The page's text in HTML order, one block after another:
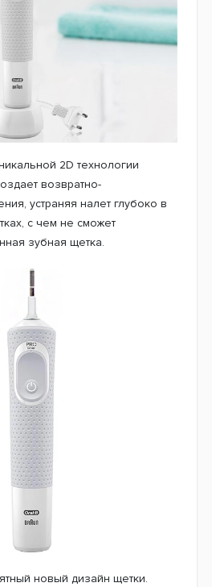
2D технологии
возвратно-
устраняя налет глубоко в
с чем не сможет
зубная щетка.
новый дизайн щетки.